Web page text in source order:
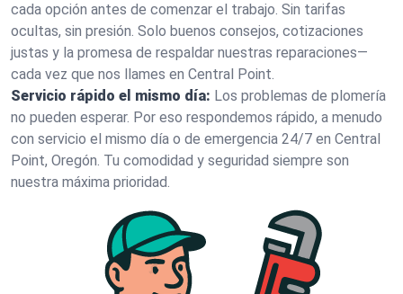
cada opción antes de comenzar el trabajo. Sin tarifas
ocultas, sin presión. Solo buenos consejos, cotizaciones
justas y la promesa de respaldar nuestras reparaciones—
cada vez que nos llames en Central Point.
Servicio rápido el mismo día: Los problemas de plomería
no pueden esperar. Por eso respondemos rápido, a menudo
con servicio el mismo día o de emergencia 24/7 en Central
Point, Oregón. Tu comodidad y seguridad siempre son
nuestra máxima prioridad.